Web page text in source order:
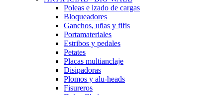
Poleas e izado de cargas
Bloqueadores
Ganchos, uñas y fifis
Portamateriales
Estribos y pedales
Petates
Placas multianclaje
Disipadoras
Plomos y alu-heads
Fisureros